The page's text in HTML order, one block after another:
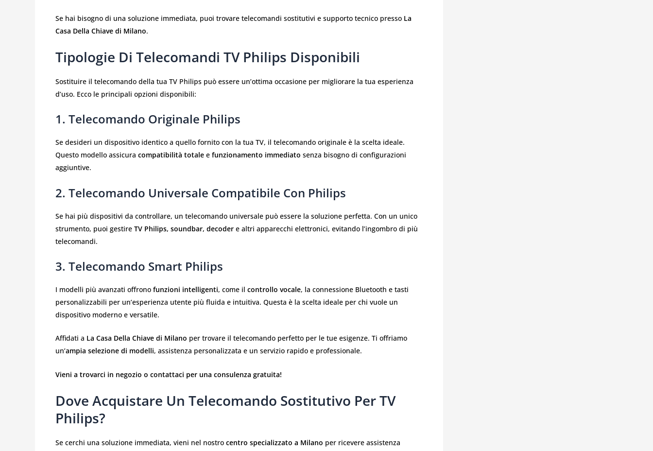
Se hai bisogno di una soluzione immediata, puoi trovare telecomandi sostitutivi e supporto tecnico presso La
Casa Della Chiave di Milano.
Tipologie Di Telecomandi TV Philips Disponibili
Sostituire il telecomando della tua TV Philips può essere un’ottima occasione per migliorare la tua esperienza
d’uso. Ecco le principali opzioni disponibili:
1. Telecomando Originale Philips
Se desideri un dispositivo identico a quello fornito con la tua TV, il telecomando originale è la scelta ideale.
Questo modello assicura compatibilità totale e funzionamento immediato senza bisogno di configurazioni
aggiuntive.
2. Telecomando Universale Compatibile Con Philips
Se hai più dispositivi da controllare, un telecomando universale può essere la soluzione perfetta. Con un unico
strumento, puoi gestire TV Philips, soundbar, decoder e altri apparecchi elettronici, evitando l’ingombro di più
telecomandi.
3. Telecomando Smart Philips
I modelli più avanzati offrono funzioni intelligenti, come il controllo vocale, la connessione Bluetooth e tasti
personalizzabili per un’esperienza utente più fluida e intuitiva. Questa è la scelta ideale per chi vuole un
dispositivo moderno e versatile.
Affidati a La Casa Della Chiave di Milano per trovare il telecomando perfetto per le tue esigenze. Ti offriamo
un’ampia selezione di modelli, assistenza personalizzata e un servizio rapido e professionale.
Vieni a trovarci in negozio o contattaci per una consulenza gratuita!
Dove Acquistare Un Telecomando Sostitutivo Per TV
Philips?
Se cerchi una soluzione immediata, vieni nel nostro centro specializzato a Milano per ricevere assistenza